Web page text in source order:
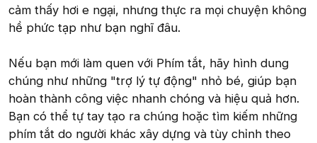
cảm thấy hơi e ngại, nhưng thực ra mọi chuyện không
hề phức tạp như bạn nghĩ đâu.
Nếu bạn mới làm quen với Phím tắt, hãy hình dung
chúng như những "trợ lý tự động" nhỏ bé, giúp bạn
hoàn thành công việc nhanh chóng và hiệu quả hơn.
Bạn có thể tự tay tạo ra chúng hoặc tìm kiếm những
phím tắt do người khác xây dựng và tùy chỉnh theo